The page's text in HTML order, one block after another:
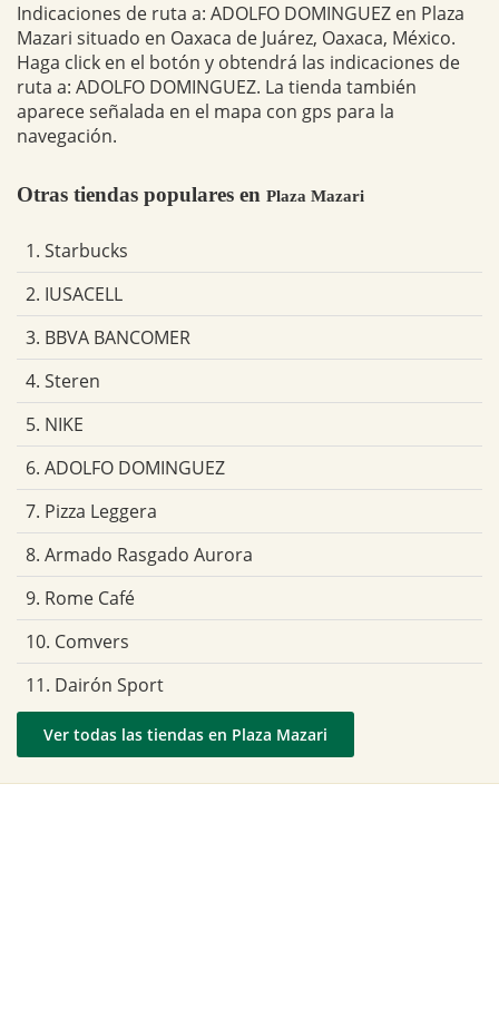
Indicaciones de ruta a: ADOLFO DOMINGUEZ en Plaza
Mazari situado en Oaxaca de Juárez, Oaxaca, México.
Haga click en el botón y obtendrá las indicaciones de
ruta a: ADOLFO DOMINGUEZ. La tienda también
aparece señalada en el mapa con gps para la
navegación.
Otras tiendas populares en Plaza Mazari
1. Starbucks
2. IUSACELL
3. BBVA BANCOMER
4. Steren
5. NIKE
6. ADOLFO DOMINGUEZ
7. Pizza Leggera
8. Armado Rasgado Aurora
9. Rome Café
10. Comvers
11. Dairón Sport
Ver todas las tiendas en Plaza Mazari